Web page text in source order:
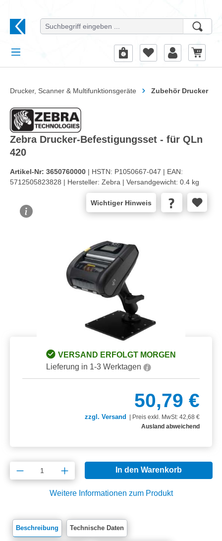
Drucker, Scanner & Multifunktionsgeräte Zubehör Drucker
Zebra Drucker-Befestigungsset - für QLn
420
Artikel-Nr: 3650760000 | HSTN: P1050667-047 | EAN:
5712505823828 | Hersteller: Zebra | Versandgewicht: 0.4 kg
Wichtiger Hinweis
VERSAND ERFOLGT MORGEN
Lieferung in 1-3 Werktagen
50,79 €
zzgl. Versand
Preis exkl. MwSt: 42,68 €
Ausland abweichend
Produkt Anzahl: Gib den gewünschten
In den Warenkorb
Weitere Informationen zum Produkt
Beschreibung Technische Daten